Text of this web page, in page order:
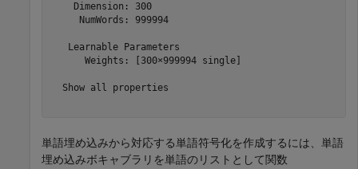
    Dimension: 300
     NumWords: 999994
   Learnable Parameters
      Weights: [300×999994 single]
  Show all properties
単語埋め込みから対応する単語符号化を作成するには、単語
埋め込みボキャブラリを単語のリストとして関数